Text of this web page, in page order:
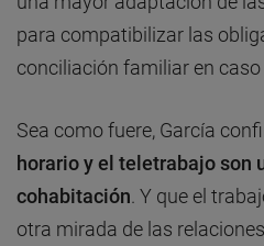
para compatibilizar las
conciliación familiar en caso
Sea como fuere, García
horario y el teletrabajo son
cohabitación. Y que el
otra mirada de las